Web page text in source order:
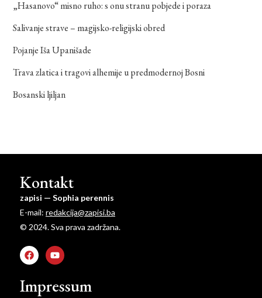
„Hasanovo“ misno ruho: s onu stranu pobjede i poraza
Salivanje strave – magijsko-religijski obred
Pojanje Iša Upanišade
Trava zlatica i tragovi alhemije u predmodernoj Bosni
Bosanski ljiljan
Kontakt
zapisi — Sophia perennis
E-mail: redakcija@zapisi.ba
© 2024. Sva prava zadržana.
Impressum